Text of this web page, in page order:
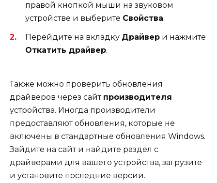
правой кнопкой мыши на звуковом
устройстве и выберите Свойства.
Перейдите на вкладку Драйвер и нажмите
Откатить драйвер.
Также можно проверить обновления
драйверов через сайт производителя
устройства. Иногда производители
предоставляют обновления, которые не
включены в стандартные обновления Windows.
Зайдите на сайт и найдите раздел с
драйверами для вашего устройства, загрузите
и установите последние версии.